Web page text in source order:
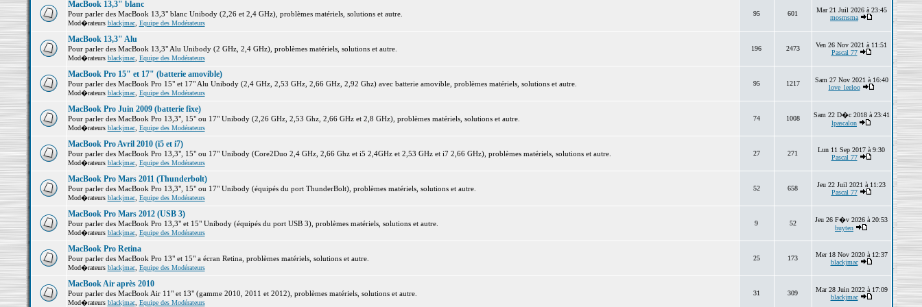
MacBook 13,3" blanc
Pour parler des MacBook 13,3" blanc Unibody (2,26 et 2,4 GHz), problèmes matériels, solutions et autre.
Mod�rateurs blackjmac, Equipe des Modérateurs
95 601
Mar 21 Juil 2026 à 23:45
mosmsma
MacBook 13,3" Alu
Pour parler des MacBook 13,3" Alu Unibody (2 GHz, 2,4 GHz), problèmes matériels, solutions et autre.
Mod�rateurs blackjmac, Equipe des Modérateurs
196 2473
Ven 26 Nov 2021 à 11:51
Pascal 77
MacBook Pro 15" et 17" (batterie amovible)
Pour parler des MacBook Pro 15" et 17" Alu Unibody (2,4 GHz, 2,53 GHz, 2,66 GHz, 2,92 Ghz) avec batterie amovible, problèmes matériels, solutions et autre.
Mod�rateurs blackjmac, Equipe des Modérateurs
95 1217
Sam 27 Nov 2021 à 16:40
love_leeloo
MacBook Pro Juin 2009 (batterie fixe)
Pour parler des MacBook Pro 13,3", 15" ou 17" Unibody (2,26 GHz, 2,53 Ghz, 2,66 GHz et 2,8 GHz), problèmes matériels, solutions et autre.
Mod�rateurs blackjmac, Equipe des Modérateurs
74 1008
Sam 22 D�c 2018 à 23:41
lpascalon
MacBook Pro Avril 2010 (i5 et i7)
Pour parler des MacBook Pro 13,3", 15" ou 17" Unibody (Core2Duo 2,4 GHz, 2,66 Ghz et i5 2,4GHz et 2,53 GHz et i7 2,66 GHz), problèmes matériels, solutions et autre.
Mod�rateurs blackjmac, Equipe des Modérateurs
27 271
Lun 11 Sep 2017 à 9:30
Pascal 77
MacBook Pro Mars 2011 (Thunderbolt)
Pour parler des MacBook Pro 13,3", 15" ou 17" Unibody (équipés du port ThunderBolt), problèmes matériels, solutions et autre.
Mod�rateurs blackjmac, Equipe des Modérateurs
52 658
Jeu 22 Juil 2021 à 11:23
Pascal 77
MacBook Pro Mars 2012 (USB 3)
Pour parler des MacBook Pro 13,3" et 15" Unibody (équipés du port USB 3), problèmes matériels, solutions et autre.
Mod�rateurs blackjmac, Equipe des Modérateurs
9 52
Jeu 26 F�v 2026 à 20:53
buyten
MacBook Pro Retina
Pour parler des MacBook Pro 13" et 15" a écran Retina, problèmes matériels, solutions et autre.
Mod�rateurs blackjmac, Equipe des Modérateurs
25 173
Mer 18 Nov 2020 à 12:37
blackjmac
MacBook Air après 2010
Pour parler des MacBook Air 11" et 13" (gamme 2010, 2011 et 2012), problèmes matériels, solutions et autre.
Mod�rateurs blackjmac, Equipe des Modérateurs
31 309
Mar 28 Juin 2022 à 17:09
blackjmac